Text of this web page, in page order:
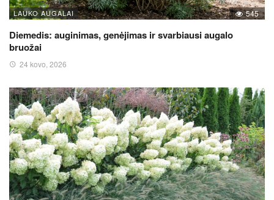
LAUKO AUGALAI 545
Diemedis: auginimas, genėjimas ir svarbiausi augalo
bruožai
24 kovo, 2026